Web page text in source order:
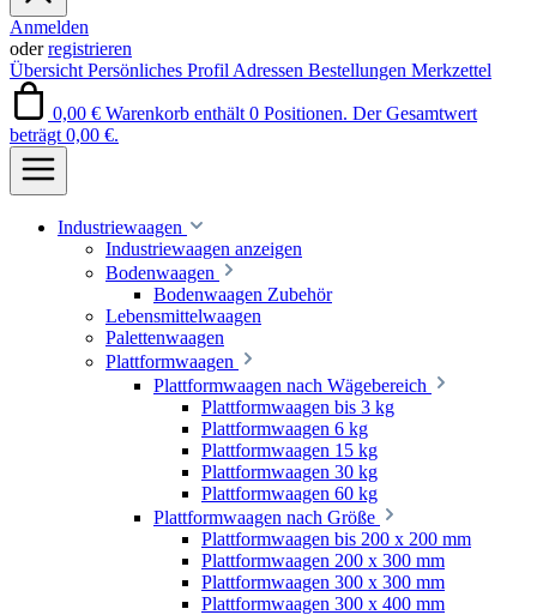
Anmelden
oderregistrieren
Übersicht Persönliches Profil Adressen Bestellungen Merkzettel
0,00 € Warenkorb enthält 0 Positionen. Der Gesamtwert
beträgt 0,00 €.
Industriewaagen
Industriewaagen anzeigen
Bodenwaagen
Bodenwaagen Zubehör
Lebensmittelwaagen
Palettenwaagen
Plattformwaagen
Plattformwaagen nach Wägebereich
Plattformwaagen bis 3 kg
Plattformwaagen 6 kg
Plattformwaagen 15 kg
Plattformwaagen 30 kg
Plattformwaagen 60 kg
Plattformwaagen nach Größe
Plattformwaagen bis 200 x 200 mm
Plattformwaagen 200 x 300 mm
Plattformwaagen 300 x 300 mm
Plattformwaagen 300 x 400 mm